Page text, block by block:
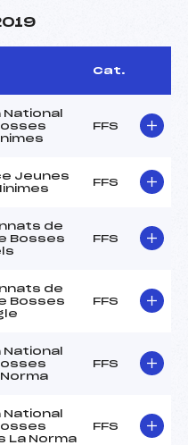
Cat.
FFS
Jeunes
FFS
de
Bosses
FFS
de
Bosses
FFS
FFS
La Norma
FFS